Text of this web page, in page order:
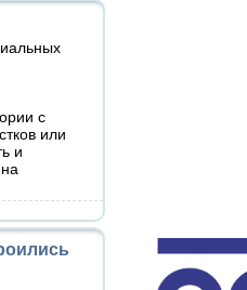
с
или
и